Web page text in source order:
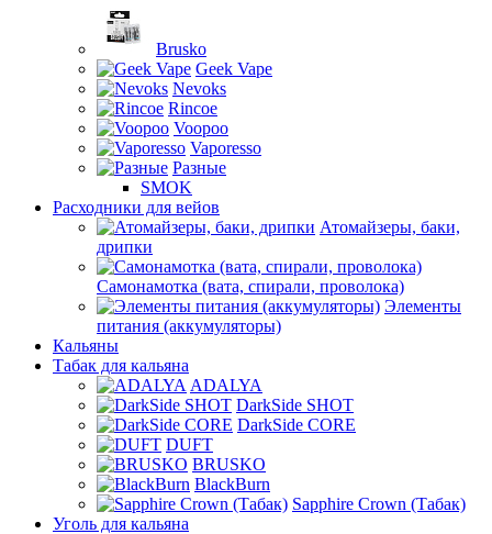
Brusko
Geek Vape
Nevoks
Rincoe
Voopoo
Vaporesso
Разные
SMOK
Расходники для вейов
Атомайзеры, баки,
дрипки
Самонамотка (вата, спирали, проволока)
Элементы
питания (аккумуляторы)
Кальяны
Табак для кальяна
ADALYA
DarkSide SHOT
DarkSide CORE
DUFT
BRUSKO
BlackBurn
Sapphire Crown (Табак)
Уголь для кальяна